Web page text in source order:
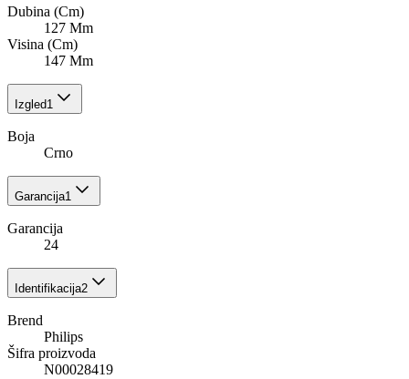
Dubina (Cm)
127 Mm
Visina (Cm)
147 Mm
Izgled1
Boja
Crno
Garancija1
Garancija
24
Identifikacija2
Brend
Philips
Šifra proizvoda
N00028419